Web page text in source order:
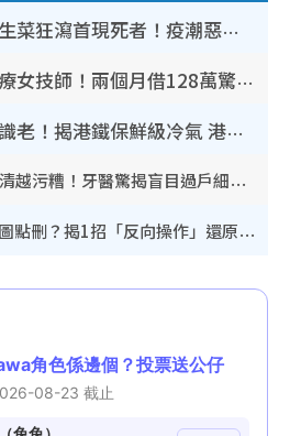
奪命寄生蟲｜食生菜狂瀉首現死者！疫潮惡化錄1.8萬宗病例 揭洗菜3大謬誤
銀行高層戀上水療女技師！兩個月借128萬驚覺「沉船」沉落火海 揭背後疑似邪教操控賣淫
內地客歎港人唔識老！揭港鐵保鮮級冷氣 港人求放過：咪投訴
牙線棒亂用隨時越清越污糟！牙醫驚揭盲目過戶細菌恐致蛀牙：呢種先係日常真保養
WhatsApp預設貼圖點刪？揭1招「反向操作」還原簡潔介面 附3步實測教學